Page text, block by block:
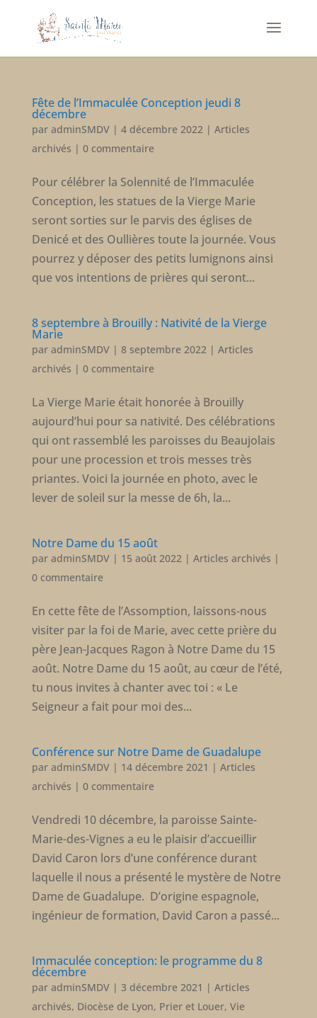
Fête de l’Immaculée Conception jeudi 8
décembre
par adminSMDV| 4 décembre 2022| Articles
archivés | 0 commentaire
Pour célébrer la Solennité de l’Immaculée
Conception, les statues de la Vierge Marie
seront sorties sur le parvis des églises de
Denicé et des Oullières toute la journée. Vous
pourrez y déposer des petits lumignons ainsi
que vos intentions de prières qui seront...
8 septembre à Brouilly : Nativité de la Vierge
Marie
par adminSMDV| 8 septembre 2022| Articles
archivés | 0 commentaire
La Vierge Marie était honorée à Brouilly
aujourd’hui pour sa nativité. Des célébrations
qui ont rassemblé les paroisses du Beaujolais
pour une procession et trois messes très
priantes. Voici la journée en photo, avec le
lever de soleil sur la messe de 6h, la...
Notre Dame du 15 août
par adminSMDV| 15 août 2022| Articles archivés |
0 commentaire
En cette fête de l’Assomption, laissons-nous
visiter par la foi de Marie, avec cette prière du
père Jean-Jacques Ragon à Notre Dame du 15
août. Notre Dame du 15 août, au cœur de l’été,
tu nous invites à chanter avec toi : « Le
Seigneur a fait pour moi des...
Conférence sur Notre Dame de Guadalupe
par adminSMDV| 14 décembre 2021 | Articles
archivés | 0 commentaire
Vendredi 10 décembre, la paroisse Sainte-
Marie-des-Vignes a eu le plaisir d’accueillir
David Caron lors d’une conférence durant
laquelle il nous a présenté le mystère de Notre
Dame de Guadalupe. D’origine espagnole,
ingénieur de formation, David Caron a passé...
Immaculée conception: le programme du 8
décembre
par adminSMDV| 3 décembre 2021 | Articles
archivés, Diocèse de Lyon, Prier et Louer, Vie